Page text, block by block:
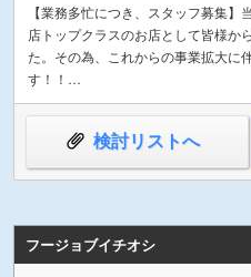
【業務多忙につき、スタッフ募集
店トップクラスのお店として皆様か
た。その為、これからの事業拡大に
す！！…
検討リストへ
フージョブイチオシ